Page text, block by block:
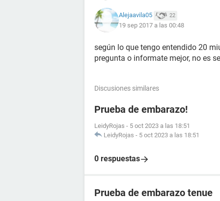
Alejaavila05 22
19 sep 2017 a las 00:48
según lo que tengo entendido 20
pregunta o informate mejor, no es
Discusiones similares
Prueba de embarazo!
LeidyRojas - 5 oct 2023 a las 18:51
LeidyRojas - 5 oct 2023 a las 18:51
0 respuestas
Prueba de embarazo tenue